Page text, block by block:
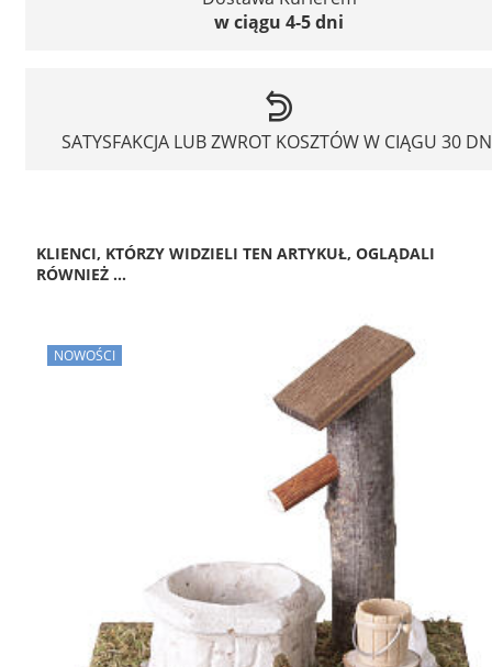
w ciągu 4-5 dni
SATYSFAKCJA LUB ZWROT KOSZTÓW W CIĄGU 30
KLIENCI, KTÓRZY WIDZIELI TEN ARTYKUŁ, OGLĄDALI
RÓWNIEŻ ...
NOWOŚCI